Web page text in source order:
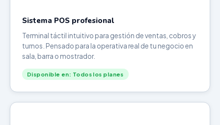
Sistema POS profesional
Terminal táctil intuitivo para gestión de ventas, cobros y
turnos. Pensado para la operativa real de tu negocio en
sala, barra o mostrador.
Disponible en: Todos los planes